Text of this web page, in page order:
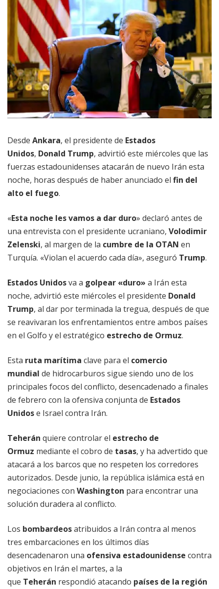
Desde Ankara, el presidente de Estados
Unidos, Donald Trump, advirtió este miércoles que las
fuerzas estadounidenses atacarán de nuevo Irán esta
noche, horas después de haber anunciado el fin del
alto el fuego.
«Esta noche les vamos a dar duro» declaró antes de
una entrevista con el presidente ucraniano, Volodimir
Zelenski, al margen de la cumbre de la OTAN en
Turquía. «Violan el acuerdo cada día», aseguró Trump.
Estados Unidosva a golpear «duro» a Irán esta
noche, advirtió este miércoles el presidente Donald
Trump, al dar por terminada la tregua, después de que
se reavivaran los enfrentamientos entre ambos países
en el Golfo y el estratégico estrecho de Ormuz.
Esta ruta marítima clave para el comercio
mundial de hidrocarburos sigue siendo uno de los
principales focos del conflicto, desencadenado a finales
de febrero con la ofensiva conjunta de Estados
Unidose Israel contra Irán.
Teherán quiere controlar el estrecho de
Ormuz mediante el cobro de tasas, y ha advertido que
atacará a los barcos que no respeten los corredores
autorizados. Desde junio, la república islámica está en
negociaciones con Washington para encontrar una
solución duradera al conflicto.
Los bombardeosatribuidos a Irán contra al menos
tres embarcaciones en los últimos días
desencadenaron una ofensiva estadounidense contra
objetivos en Irán el martes, a la
que Teherán respondió atacando países de la región